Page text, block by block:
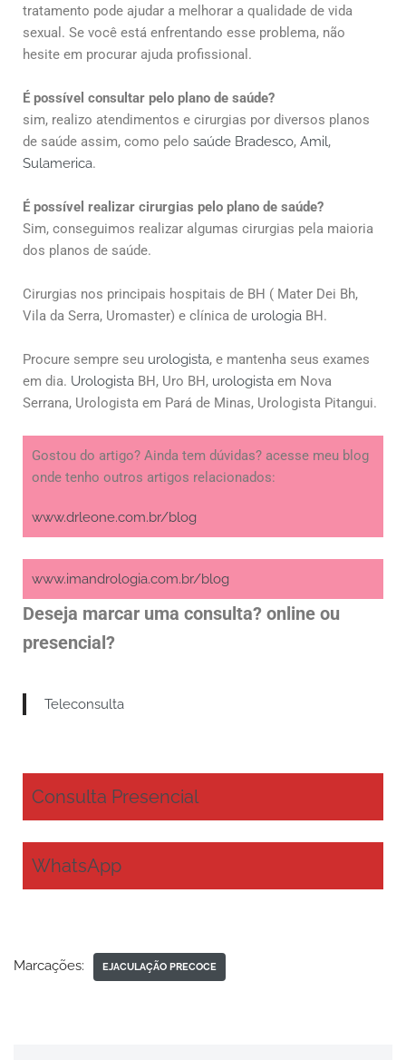
tratamento pode ajudar a melhorar a qualidade de vida
sexual. Se você está enfrentando esse problema, não
hesite em procurar ajuda profissional.
É possível consultar pelo plano de saúde?
sim, realizo atendimentos e cirurgias por diversos planos
de saúde assim, como pelo saúde Bradesco, Amil,
Sulamerica.
É possível realizar cirurgias pelo plano de saúde?
Sim, conseguimos realizar algumas cirurgias pela maioria
dos planos de saúde.
Cirurgias nos principais hospitais de BH ( Mater Dei Bh,
Vila da Serra, Uromaster) e clínica de urologia BH.
Procure sempre seu urologista, e mantenha seus exames
em dia. Urologista BH, Uro BH, urologista em Nova
Serrana, Urologista em Pará de Minas, Urologista Pitangui.
Gostou do artigo? Ainda tem dúvidas? acesse meu blog
onde tenho outros artigos relacionados:
www.drleone.com.br/blog
www.imandrologia.com.br/blog
Deseja marcar uma consulta? online ou
presencial?
Teleconsulta
Consulta Presencial
WhatsApp
Marcações: EJACULAÇÃO PRECOCE